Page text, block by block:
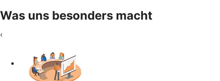
Was uns besonders macht
‹